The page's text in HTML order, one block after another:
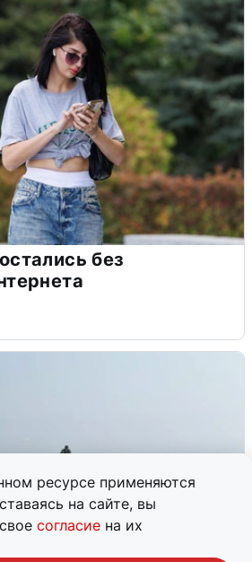
ресурсе применяются
на сайте, вы
согласие на их
без